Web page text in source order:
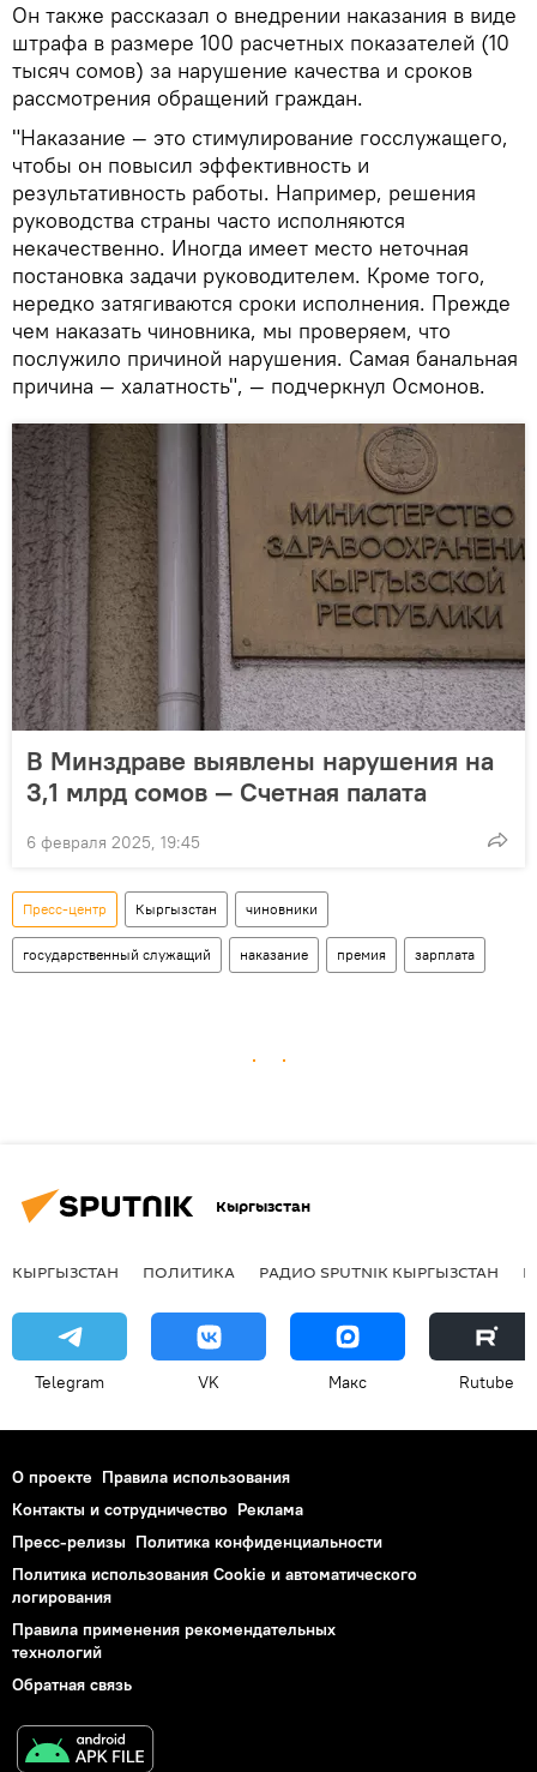
Он также рассказал о внедрении наказания в виде
штрафа в размере 100 расчетных показателей (10
тысяч сомов) за нарушение качества и сроков
рассмотрения обращений граждан.
"Наказание — это стимулирование госслужащего,
чтобы он повысил эффективность и
результативность работы. Например, решения
руководства страны часто исполняются
некачественно. Иногда имеет место неточная
постановка задачи руководителем. Кроме того,
нередко затягиваются сроки исполнения. Прежде
чем наказать чиновника, мы проверяем, что
послужило причиной нарушения. Самая банальная
причина — халатность", — подчеркнул Осмонов.
В Минздраве выявлены нарушения на
3,1 млрд сомов — Счетная палата
6 февраля 2025, 19:45
Пресс-центр Кыргызстан чиновники
государственный служащий наказание премия зарплата
Кыргызстан
КЫРГЫЗСТАН ПОЛИТИКА РАДИО SPUTNIK КЫРГЫЗСТАН
Telegram VK Макс Rutube
О проекте Правила использования
Контакты и сотрудничество Реклама
Пресс-релизы Политика конфиденциальности
Политика использования Cookie и автоматического
логирования
Правила применения рекомендательных
технологий
Обратная связь